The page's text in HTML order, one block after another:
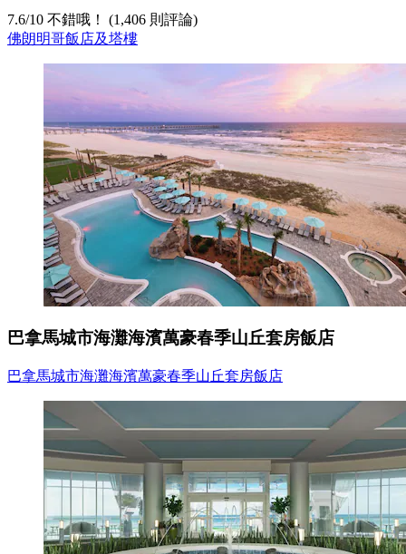
7.6/10 不錯哦！ (1,406 則評論)
佛朗明哥飯店及塔樓
巴拿馬城市海灘海濱萬豪春季山丘套房飯店
巴拿馬城市海灘海濱萬豪春季山丘套房飯店